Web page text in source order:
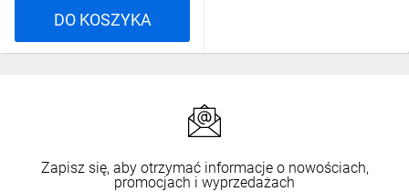
DO KOSZYKA
Zapisz się, aby otrzymać informacje o nowościach,
promocjach i wyprzedażach